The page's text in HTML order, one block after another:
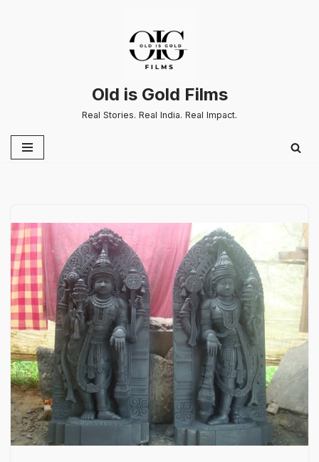
Old is Gold Films
Real Stories. Real India. Real Impact.